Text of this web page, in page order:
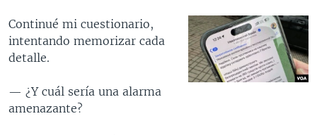
Continué mi cuestionario,
intentando memorizar cada
detalle.
— ¿Y cuál sería una alarma
amenazante?